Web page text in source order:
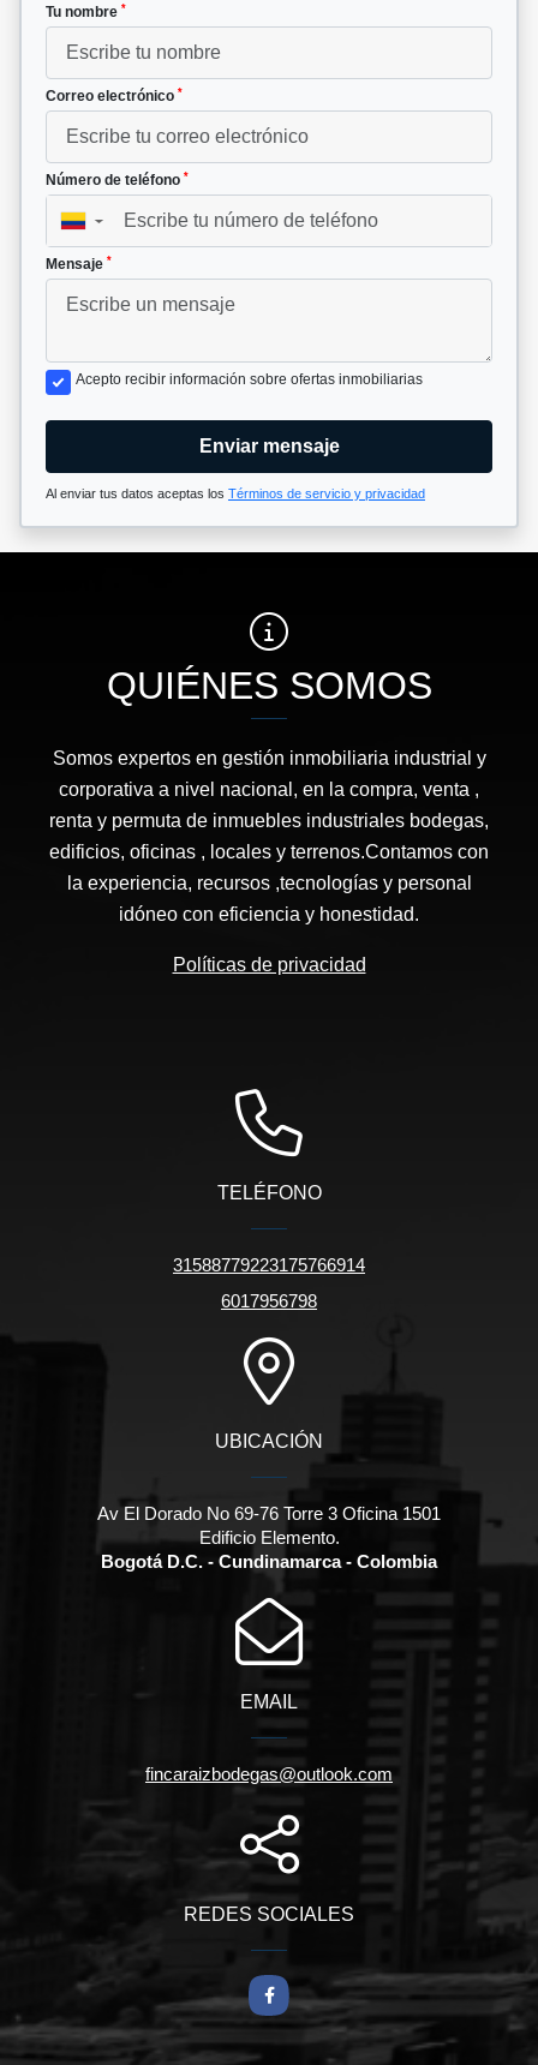
Tu nombre *
Correo electrónico *
Número de teléfono *
▼
Mensaje *
Acepto recibir información sobre ofertas inmobiliarias
Enviar mensaje
Al enviar tus datos aceptas los Términos de servicio y privacidad
QUIÉNES SOMOS
Somos expertos en gestión inmobiliaria industrial y
corporativa a nivel nacional, en la compra, venta ,
renta y permuta de inmuebles industriales bodegas,
edificios, oficinas , locales y terrenos.Contamos con
la experiencia, recursos ,tecnologías y personal
idóneo con eficiencia y honestidad.
Políticas de privacidad
TELÉFONO
31588779223175766914
6017956798
UBICACIÓN
Av El Dorado No 69-76 Torre 3 Oficina 1501
Edificio Elemento.
Bogotá D.C. - Cundinamarca - Colombia
EMAIL
fincaraizbodegas@outlook.com
REDES SOCIALES
Facebook